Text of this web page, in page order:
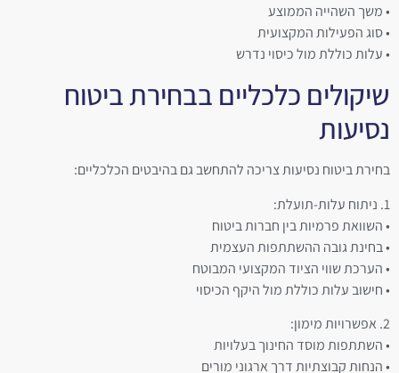
• משך השהייה הממוצע
• סוג הפעילות המקצועית
• עלות כוללת מול כיסוי נדרש
שיקולים כלכליים בבחירת ביטוח
נסיעות
בחירת ביטוח נסיעות צריכה להתחשב גם בהיבטים הכלכליים:
1. ניתוח עלות-תועלת:
• השוואת פרמיות בין חברות ביטוח
• בחינת גובה ההשתתפות העצמית
• הערכת שווי הציוד המקצועי המבוטח
• חישוב עלות כוללת מול היקף הכיסוי
2. אפשרויות מימון:
• השתתפות מוסד החינוך בעלויות
• הנחות קבוצתיות דרך ארגוני מורים